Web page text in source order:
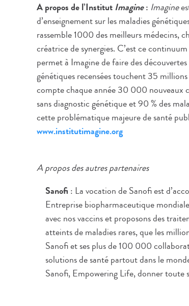
A propos de l’InstitutImagine: Imagine
d’enseignement sur les maladies
rassemble 1000 des meilleurs médecins,
créatrice de synergies. C’est ce
permet à Imagine de faire des
génétiques recensées touchent 35
compte chaque année 30 000 nouveaux
sans diagnostic génétique et 90 % des
cette problématique majeure de santé
www.institutimagine.org
A propos des autres partenaires
Sanofi : La vocation de Sanofi est
Entreprise biopharmaceutique
avec nos vaccins et proposons des
atteints de maladies rares, que les
Sanofi et ses plus de 100 000
solutions de santé partout dans le
Sanofi, Empowering Life, donner toute